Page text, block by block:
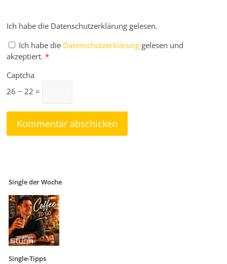
Ich habe die Datenschutzerklärung gelesen.
Ich habe die Datenschutzerklärung gelesen und
akzeptiert. *
Captcha
26 − 22 =
Single der Woche
Single-Tipps